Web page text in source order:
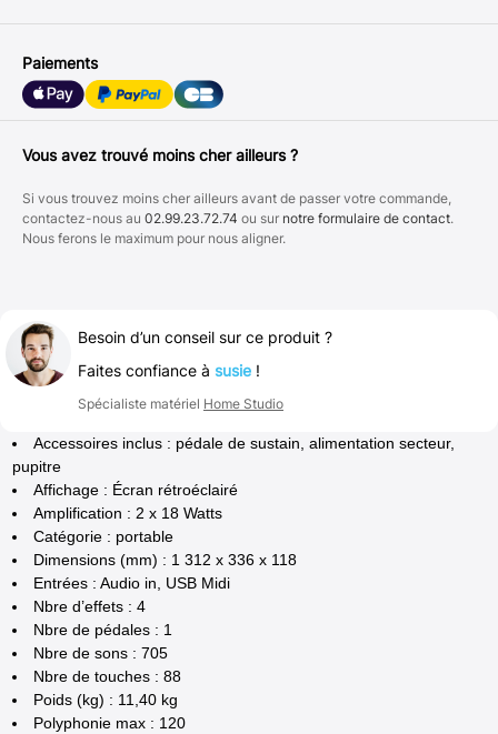
Paiements
Vous avez trouvé moins cher ailleurs ?
Si vous trouvez moins cher ailleurs avant de passer votre commande,
contactez-nous au 02.99.23.72.74 ou sur notre formulaire de contact.
Nous ferons le maximum pour nous aligner.
Besoin d’un conseil sur ce produit ?
Faites confiance à susie !
Spécialiste matériel Home Studio
Accessoires inclus : pédale de sustain, alimentation secteur,
pupitre
Affichage : Écran rétroéclairé
Amplification : 2 x 18 Watts
Catégorie : portable
Dimensions (mm) : 1 312 x 336 x 118
Entrées : Audio in, USB Midi
Nbre d’effets : 4
Nbre de pédales : 1
Nbre de sons : 705
Nbre de touches : 88
Poids (kg) : 11,40 kg
Polyphonie max : 120